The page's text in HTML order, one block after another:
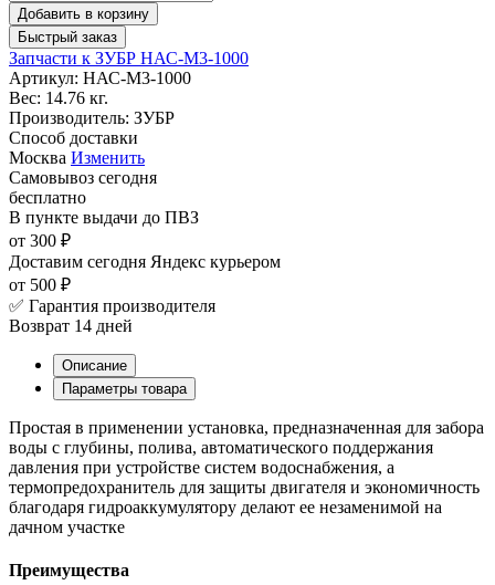
Добавить в корзину
Быстрый заказ
Запчасти к ЗУБР НАС-М3-1000
Артикул: НАС-М3-1000
Вес: 14.76 кг.
Производитель: ЗУБР
Способ доставки
Москва Изменить
Самовывоз сегодня
бесплатно
В пункте выдачи до ПВЗ
от 300 ₽
Доставим сегодня Яндекс курьером
от 500 ₽
✅ Гарантия производителя
Возврат 14 дней
Описание
Параметры товара
Простая в применении установка, предназначенная для забора
воды с глубины, полива, автоматического поддержания
давления при устройстве систем водоснабжения, а
термопредохранитель для защиты двигателя и экономичность
благодаря гидроаккумулятору делают ее незаменимой на
дачном участке
Преимущества